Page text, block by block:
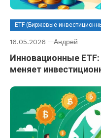
ETF (Биржевые
16.05.2026 Андрей
Инновационные
меняет